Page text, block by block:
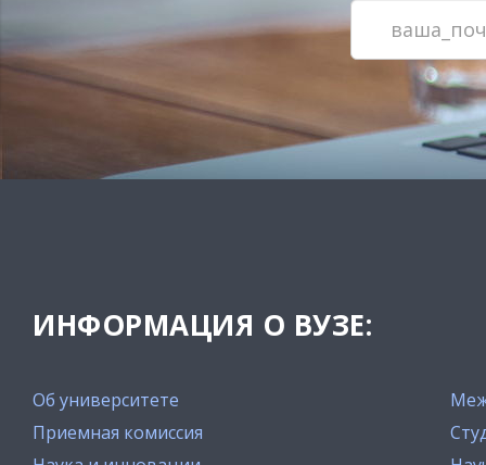
ИНФОРМАЦИЯ О ВУЗЕ:
Об университете
Приемная комиссия